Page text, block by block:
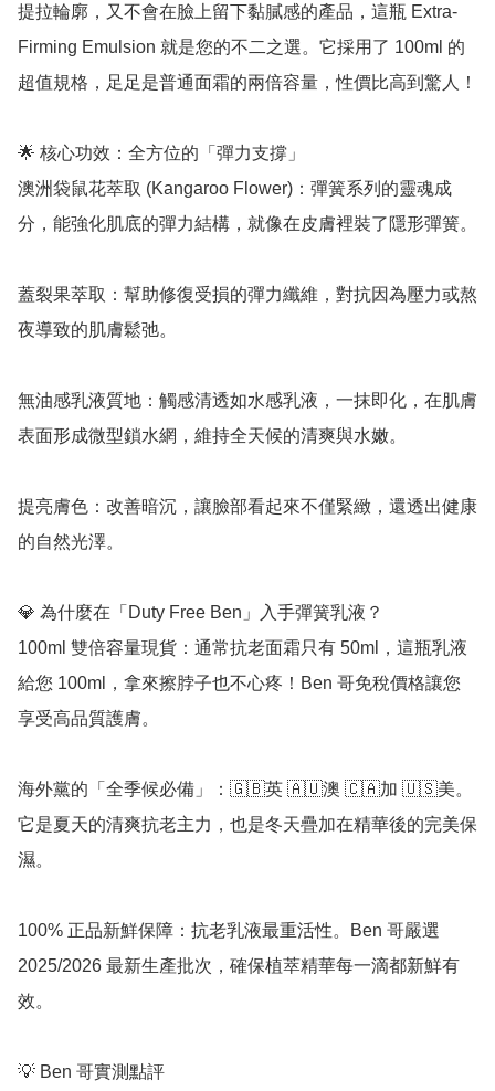
提拉輪廓，又不會在臉上留下黏膩感的產品，這瓶 Extra-
Firming Emulsion 就是您的不二之選。它採用了 100ml 的
超值規格，足足是普通面霜的兩倍容量，性價比高到驚人！
🌟 核心功效：全方位的「彈力支撐」
澳洲袋鼠花萃取 (Kangaroo Flower)：彈簧系列的靈魂成
分，能強化肌底的彈力結構，就像在皮膚裡裝了隱形彈簧。
蓋裂果萃取：幫助修復受損的彈力纖維，對抗因為壓力或熬
夜導致的肌膚鬆弛。
無油感乳液質地：觸感清透如水感乳液，一抹即化，在肌膚
表面形成微型鎖水網，維持全天候的清爽與水嫩。
提亮膚色：改善暗沉，讓臉部看起來不僅緊緻，還透出健康
的自然光澤。
💎 為什麼在「Duty Free Ben」入手彈簧乳液？
100ml 雙倍容量現貨：通常抗老面霜只有 50ml，這瓶乳液
給您 100ml，拿來擦脖子也不心疼！Ben 哥免稅價格讓您
享受高品質護膚。
海外黨的「全季候必備」：🇬🇧英 🇦🇺澳 🇨🇦加 🇺🇸美。
它是夏天的清爽抗老主力，也是冬天疊加在精華後的完美保
濕。
100% 正品新鮮保障：抗老乳液最重活性。Ben 哥嚴選
2025/2026 最新生產批次，確保植萃精華每一滴都新鮮有
效。
💡 Ben 哥實測點評